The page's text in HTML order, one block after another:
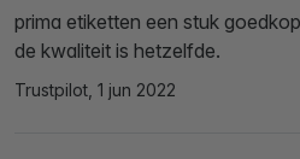
prima etiketten een stuk
de kwaliteit is hetzelfde.
Trustpilot, 1 jun 2022